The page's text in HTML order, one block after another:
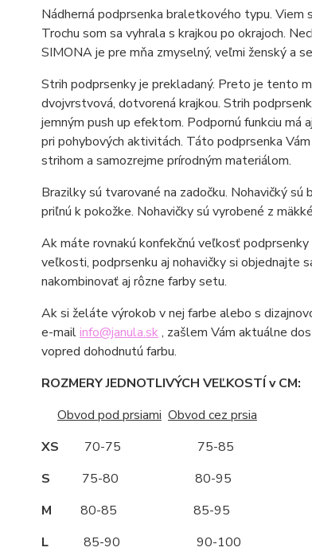
Nádherná podprsenka braletkového typu. Viem
Trochu som sa vyhrala s krajkou po okrajoch.
SIMONA je pre mňa zmyselný, veľmi ženský a
Strih podprsenky je prekladaný. Preto je tento
dvojvrstvová, dotvorená krajkou. Strih
jemným push up efektom. Podpornú funkciu má
pri pohybových aktivitách. Táto podprsenka
strihom a samozrejme prírodným materiálom.
Brazilky sú tvarované na zadočku. Nohavičký
priľnú k pokožke. Nohavičky sú vyrobené z
Ak máte rovnakú konfekčnú veľkosť
veľkosti, podprsenku aj nohavičky si objednajte
nakombinovať aj rôzne farby setu.
Ak si želáte výrokob v nej farbe alebo s
e-mailinfo@janula.sk, zašlem Vám aktuálne
vopred dohodnutú farbu.
ROZMERY JEDNOTLIVÝCH VEĽKOSTÍ v CM:
Obvod pod prsiami Obvod cez prsia
XS 70-75 75-85
S 75-80 80-95
M 80-85 85-95
L85-90 90-100